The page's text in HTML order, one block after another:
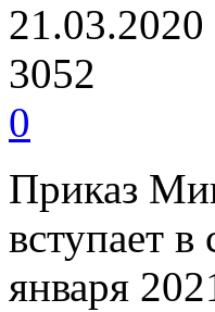
21.03.2020
3052
0
Приказ
вступает
января